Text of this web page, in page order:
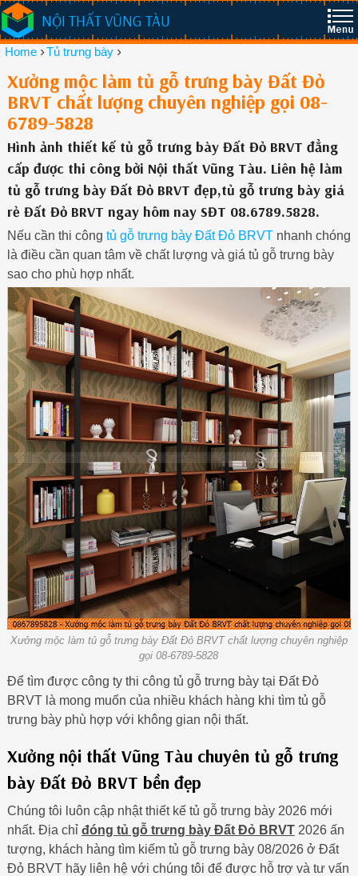
NỘI THẤT VŨNG TÀU
Home ›Tủ trưng bày ›
Xưởng mộc làm tủ gỗ trưng bày Đất Đỏ
BRVT chất lượng chuyên nghiệp gọi 08-
6789-5828
Hình ảnh thiết kế tủ gỗ trưng bày Đất Đỏ BRVT đẳng
cấp được thi công bởi Nội thất Vũng Tàu. Liên hệ làm
tủ gỗ trưng bày Đất Đỏ BRVT đẹp,tủ gỗ trưng bày giá
rẻ Đất Đỏ BRVT ngay hôm nay SĐT 08.6789.5828.
Nếu cần thi công tủ gỗ trưng bày Đất Đỏ BRVTnhanh chóng
là điều cần quan tâm về chất lượng và giá tủ gỗ trưng bày
sao cho phù hợp nhất.
Xưởng mộc làm tủ gỗ trưng bày Đất Đỏ BRVT chất lượng chuyên nghiệp
gọi 08-6789-5828
Để tìm được công ty thi công tủ gỗ trưng bày tại Đất Đỏ
BRVT là mong muốn của nhiều khách hàng khi tìm tủ gỗ
trưng bày phù hợp với không gian nội thất.
Xưởng nội thất Vũng Tàu chuyên tủ gỗ trưng
bày Đất Đỏ BRVT bền đẹp
Chúng tôi luôn cập nhật thiết kế tủ gỗ trưng bày 2026 mới
nhất. Địa chỉ đóng tủ gỗ trưng bày Đất Đỏ BRVT2026 ấn
tượng, khách hàng tìm kiếm tủ gỗ trưng bày 08/2026 ở Đất
Đỏ BRVT hãy liên hệ với chúng tôi để được hỗ trợ và tư vấn